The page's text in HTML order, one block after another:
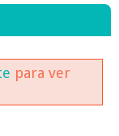
para ver